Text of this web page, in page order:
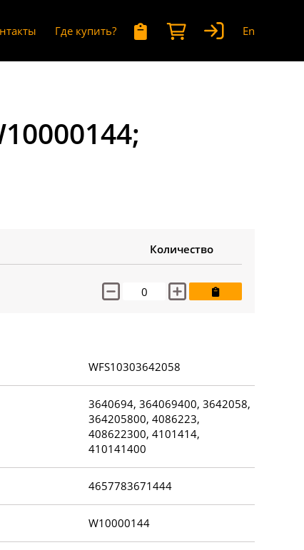
Где купить? En
Количество
WFS10303642058
3640694, 364069400, 3642058,
364205800, 4086223,
408622300, 4101414,
410141400
4657783671444
W10000144